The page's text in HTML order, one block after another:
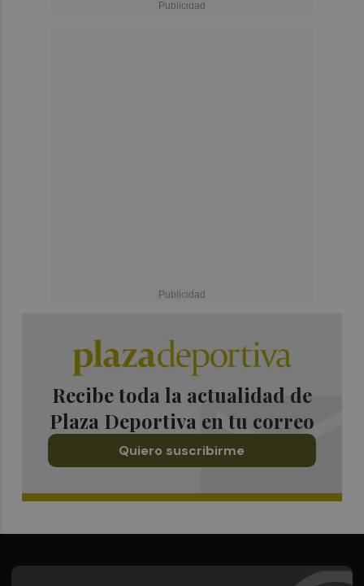
Recibe toda la actualidad de
Plaza Deportiva en tu correo
Quiero suscribirme